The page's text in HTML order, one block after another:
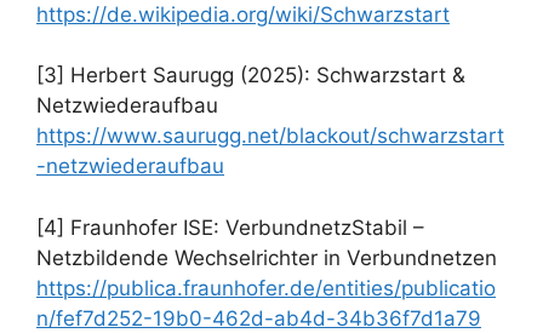
https://de.wikipedia.org/wiki/Schwarzstart
[3] Herbert Saurugg (2025): Schwarzstart &
Netzwiederaufbau
https://www.saurugg.net/blackout/schwarzstart
-netzwiederaufbau
[4] Fraunhofer ISE: VerbundnetzStabil –
Netzbildende Wechselrichter in Verbundnetzen
https://publica.fraunhofer.de/entities/publicatio
n/fef7d252-19b0-462d-ab4d-34b36f7d1a79